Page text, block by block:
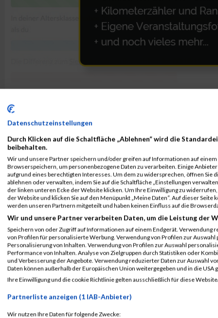
ALBUM IMPRESSIONEN VIENNA NIGHT RUN /
Datenschutzeinstellungen
Durch Klicken auf die Schaltfläche „Ablehnen“ wird die
beibehalten.
Wir und unsere Partner speichern und/oder greifen auf Informationen auf einem
Browserspeichern, um personenbezogene Daten zu verarbeiten. Einige
aufgrund eines berechtigten Interesses. Um dem zu widersprechen, öffnen Sie
ablehnen oder verwalten, indem Sie auf die Schaltfläche „Einstellungen
der linken unteren Ecke der Website klicken. Um Ihre Einwilligung zu
der Website und klicken Sie auf den Menüpunkt „Meine Daten“. Auf dieser
werden unseren Partnern mitgeteilt und haben keinen Einfluss auf die
Wir und unsere Partner verarbeiten Daten, um die Leistung der
Speichern von oder Zugriff auf Informationen auf einem Endgerät. Verwendung
von Profilen für personalisierte Werbung. Verwendung von Profilen zur
Personalisierung von Inhalten. Verwendung von Profilen zur Auswahl
Performance von Inhalten. Analyse von Zielgruppen durch Statistiken oder
und Verbesserung der Angebote. Verwendung reduzierter Daten zur Auswahl
Daten können außerhalb der Europäischen Union weitergegeben und in die USA
Ihre Einwilligung und die cookie Richtlinie gelten ausschließlich für diese
Partnerliste anzeigen (1 IAB-Anbieter)
Wir nutzen Ihre Daten für folgende Zwecke: